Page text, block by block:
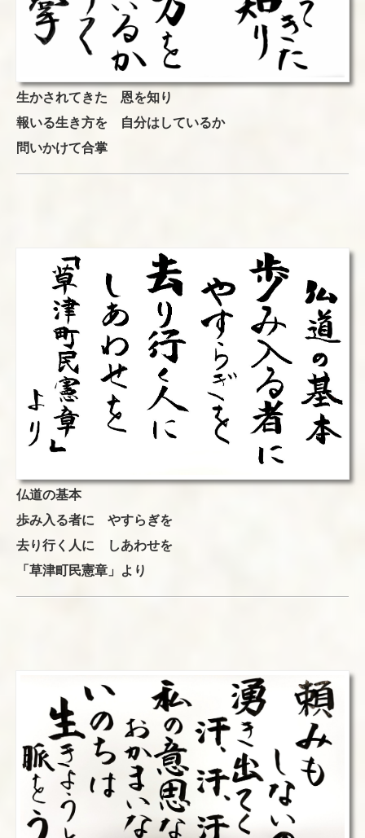
生かされてきた 恩を知り
報いる生き方を 自分はしているか
問いかけて合掌
仏道の基本
歩み入る者に やすらぎを
去り行く人に しあわせを
「草津町民憲章」より